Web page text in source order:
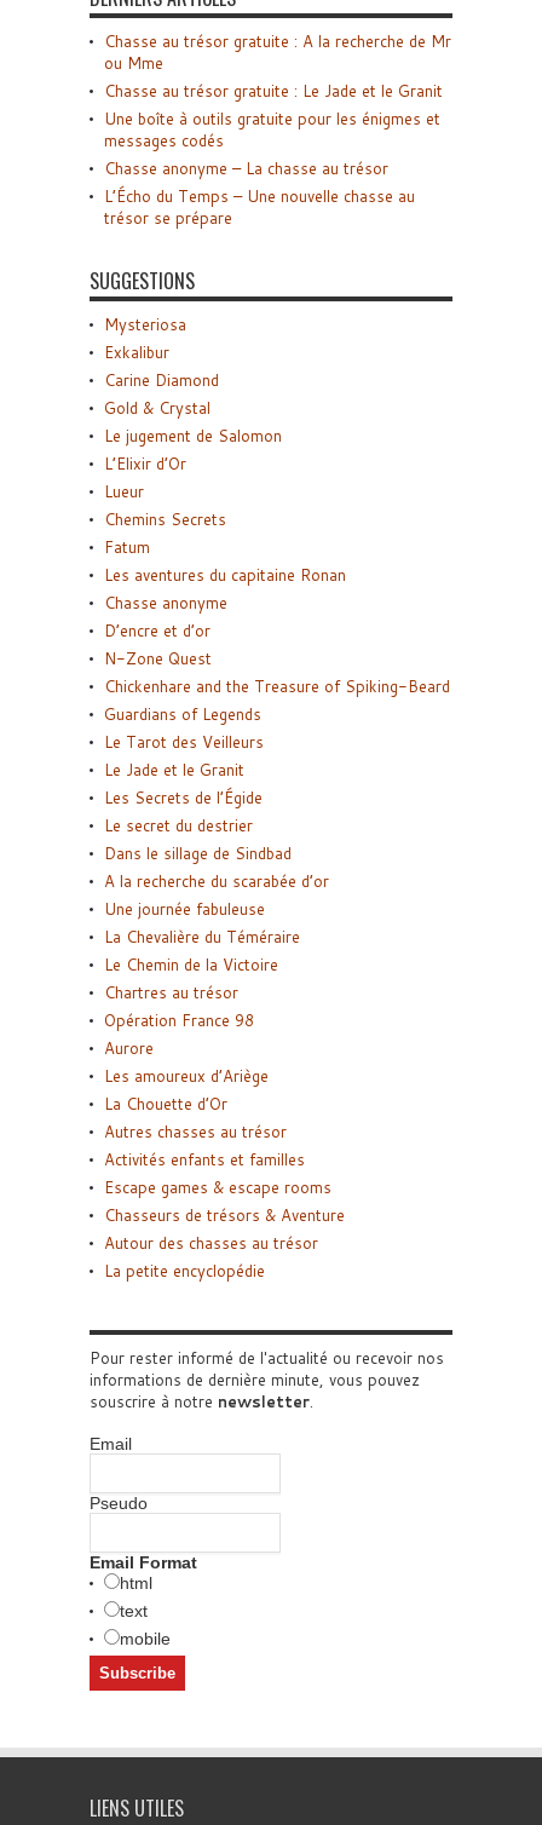
Chasse au trésor gratuite : A la recherche de Mr
ou Mme
Chasse au trésor gratuite : Le Jade et le Granit
Une boîte à outils gratuite pour les énigmes et
messages codés
Chasse anonyme – La chasse au trésor
L’Écho du Temps – Une nouvelle chasse au
trésor se prépare
SUGGESTIONS
Mysteriosa
Exkalibur
Carine Diamond
Gold & Crystal
Le jugement de Salomon
L’Elixir d’Or
Lueur
Chemins Secrets
Fatum
Les aventures du capitaine Ronan
Chasse anonyme
D’encre et d’or
N-Zone Quest
Chickenhare and the Treasure of Spiking-Beard
Guardians of Legends
Le Tarot des Veilleurs
Le Jade et le Granit
Les Secrets de l’Égide
Le secret du destrier
Dans le sillage de Sindbad
A la recherche du scarabée d’or
Une journée fabuleuse
La Chevalière du Téméraire
Le Chemin de la Victoire
Chartres au trésor
Opération France 98
Aurore
Les amoureux d’Ariège
La Chouette d’Or
Autres chasses au trésor
Activités enfants et familles
Escape games & escape rooms
Chasseurs de trésors & Aventure
Autour des chasses au trésor
La petite encyclopédie
Pour rester informé de l'actualité ou recevoir nos
informations de dernière minute, vous pouvez
souscrire à notre newsletter.
Email
Pseudo
Email Format
html
text
mobile
LIENS UTILES